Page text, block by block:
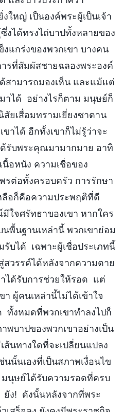
ใหญ่ เป็นองค์พระผู้เป็นเจ้า
ได้ทรงไถ่บาปทั้งหลายของ
แกร่งของพวกเขา บางคน
รที่สัมผัสชายฉลองพระองค์
สามารถมองเห็น และแม้แต่
าได้ อย่างไรก็ตาม มนุษย์ก็
ยเสื่อมทรามเยี่ยงซาตาน
าได้ อีกทั้งเขาก็ไม่รู้ว่าจะ
รับพระคุณมามากมาย อาทิ
อหนัง ความเชื่อของ
ต่อทั้งครอบครัว การรักษา
อก็คือความประพฤติที่ดี
จศรัทธาของเขา หากใคร
พื้นฐานเหล่านี้ พวกเขาย่อม
รับได้ เฉพาะผู้เชื่อประเภทนี้
สวรรค์ได้หลังจากความตาย
ได้รับการช่วยให้รอด แต่
ผู้คนเหล่านี้ไม่ได้เข้าใจ
ทั้งหมดที่พวกเขาทำลงไปก็
พบาปของพวกเขาอย่างเป็น
ส้นทางใดที่จะเปลี่ยนแปลง
นนั้นเองที่เป็นสภาพเงื่อนไข
นุษย์ได้รับความรอดที่ครบ
ง! ดังนั้นหลังจากที่พระ